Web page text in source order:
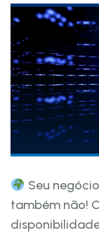
Seu
também não!